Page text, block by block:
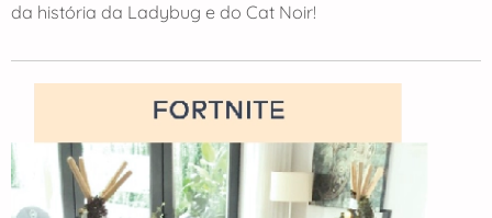
da história da Ladybug e do Cat Noir!